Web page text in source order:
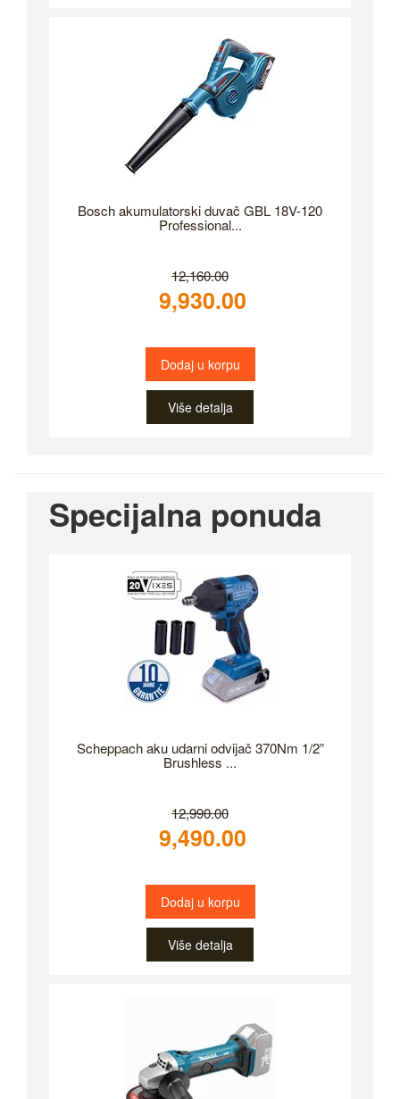
Bosch akumulatorski duvač GBL 18V-120
Professional...
12,160.00
9,930.00
Dodaj u korpu
Više detalja
Specijalna ponuda
Scheppach aku udarni odvijač 370Nm 1/2”
Brushless ...
12,990.00
9,490.00
Dodaj u korpu
Više detalja